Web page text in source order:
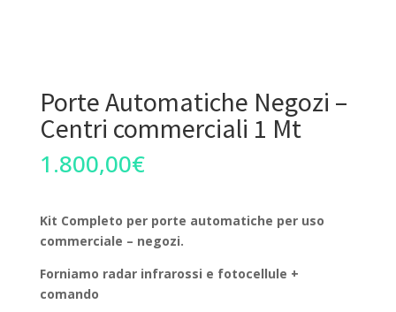
Porte Automatiche Negozi –
Centri commerciali 1 Mt
1.800,00€
Kit Completo per porte automatiche per uso
commerciale – negozi.
Forniamo radar infrarossi e fotocellule +
comando